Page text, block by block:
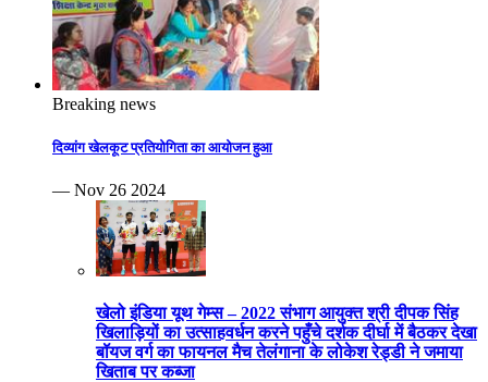
Breaking news
दिव्यांग खेलकूट प्रतियोगिता का आयोजन हुआ
— Nov 26 2024
खेलो इंडिया यूथ गेम्स – 2022 संभाग आयुक्त श्री दीपक सिंह
खिलाड़ियों का उत्साहवर्धन करने पहुँचे दर्शक दीर्घा में बैठकर देखा
बॉयज वर्ग का फायनल मैच तेलंगाना के लोकेश रेड्डी ने जमाया
खिताब पर कब्जा